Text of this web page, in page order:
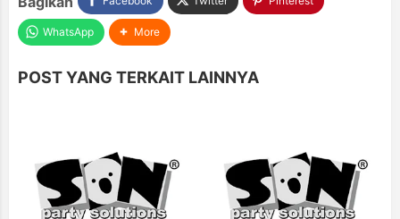
WhatsApp More
POST YANG TERKAIT LAINNYA